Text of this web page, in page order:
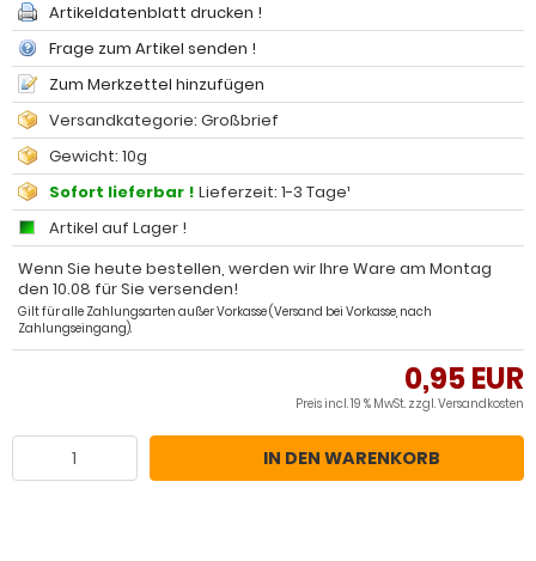
Artikeldatenblatt drucken !
Frage zum Artikel senden !
Zum Merkzettel hinzufügen
Versandkategorie: Großbrief
Gewicht: 10g
Sofort lieferbar ! Lieferzeit: 1-3 Tage¹
Artikel auf Lager !
Wenn Sie heute bestellen, werden wir Ihre Ware am Montag
den 10.08 für Sie versenden!
Gilt für alle Zahlungsarten außer Vorkasse (Versand bei Vorkasse, nach
Zahlungseingang).
0,95 EUR
Preis incl. 19 % MwSt. zzgl.Versandkosten
IN DEN WARENKORB